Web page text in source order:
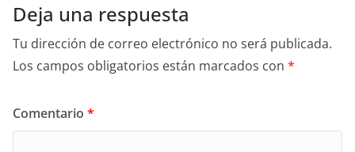
Deja una respuesta
Tu dirección de correo electrónico no será publicada.
Los campos obligatorios están marcados con *
Comentario *